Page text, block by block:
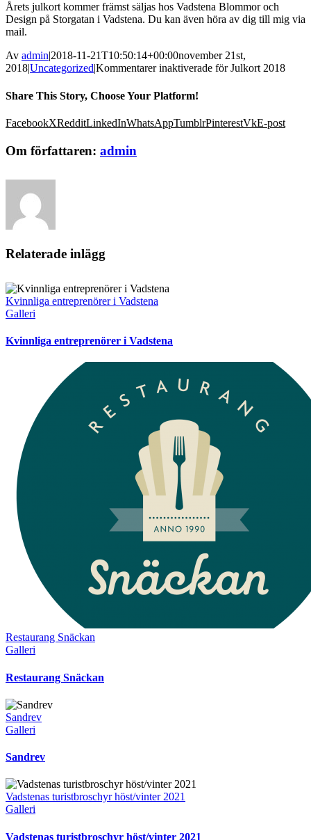
Årets julkort kommer främst säljas hos Vadstena Blommor och
Design på Storgatan i Vadstena. Du kan även höra av dig till mig via
mail.
Av admin|2018-11-21T10:50:14+00:00november 21st,
2018|Uncategorized|Kommentarer inaktiverade för Julkort 2018
Share This Story, Choose Your Platform!
FacebookXRedditLinkedInWhatsAppTumblrPinterestVkE-post
Om författaren: admin
Relaterade inlägg
Kvinnliga entreprenörer i Vadstena
Galleri
Kvinnliga entreprenörer i Vadstena
Restaurang Snäckan
Galleri
Restaurang Snäckan
Sandrev
Galleri
Sandrev
Vadstenas turistbroschyr höst/vinter 2021
Galleri
Vadstenas turistbroschyr höst/vinter 2021